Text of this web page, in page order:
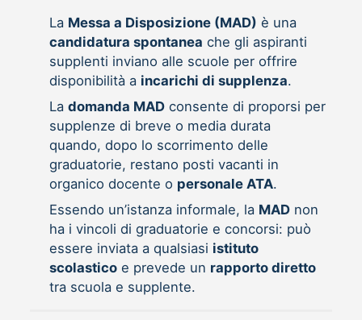
La Messa a Disposizione (MAD) è una
candidatura spontanea che gli aspiranti
supplenti inviano alle scuole per offrire
disponibilità a incarichi di supplenza.
La domanda MADconsente di proporsi per
supplenze di breve o media durata
quando, dopo lo scorrimento delle
graduatorie, restano posti vacanti in
organico docente o personale ATA.
Essendo un’istanza informale, la MADnon
ha i vincoli di graduatorie e concorsi: può
essere inviata a qualsiasi istituto
scolasticoe prevede un rapporto diretto
tra scuola e supplente.